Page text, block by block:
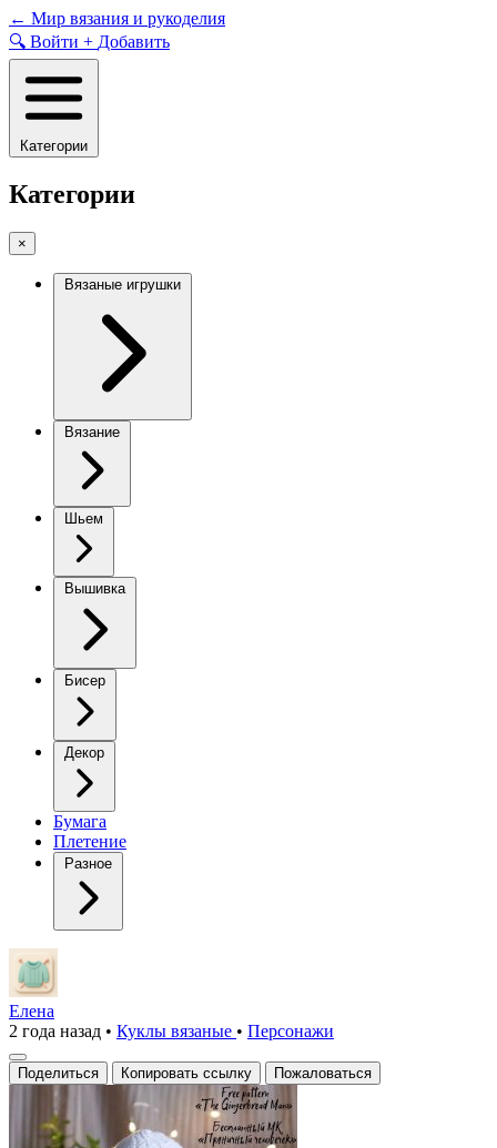
Skip
to
content
← Мир вязания и рукоделия
🔍 Войти + Добавить
Категории
Категории
×
Вязаные игрушки
Вязание
Шьем
Вышивка
Бисер
Декор
Бумага
Плетение
Разное
Пряничный
человекАвтор:
cute.
Елена
2 года назад • Куклы вязаные • Персонажи
Поделиться Копировать ссылку Пожаловаться